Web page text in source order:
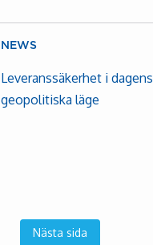
NEWS
Leveranssäkerhet i dagens
geopolitiska läge
Nästa sida